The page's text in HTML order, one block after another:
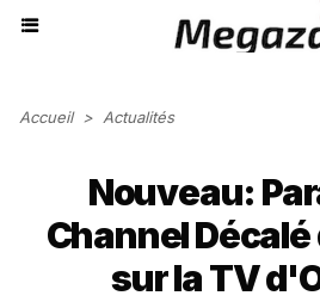
Accueil > Actualités
Nouveau:
Channel
sur la TV